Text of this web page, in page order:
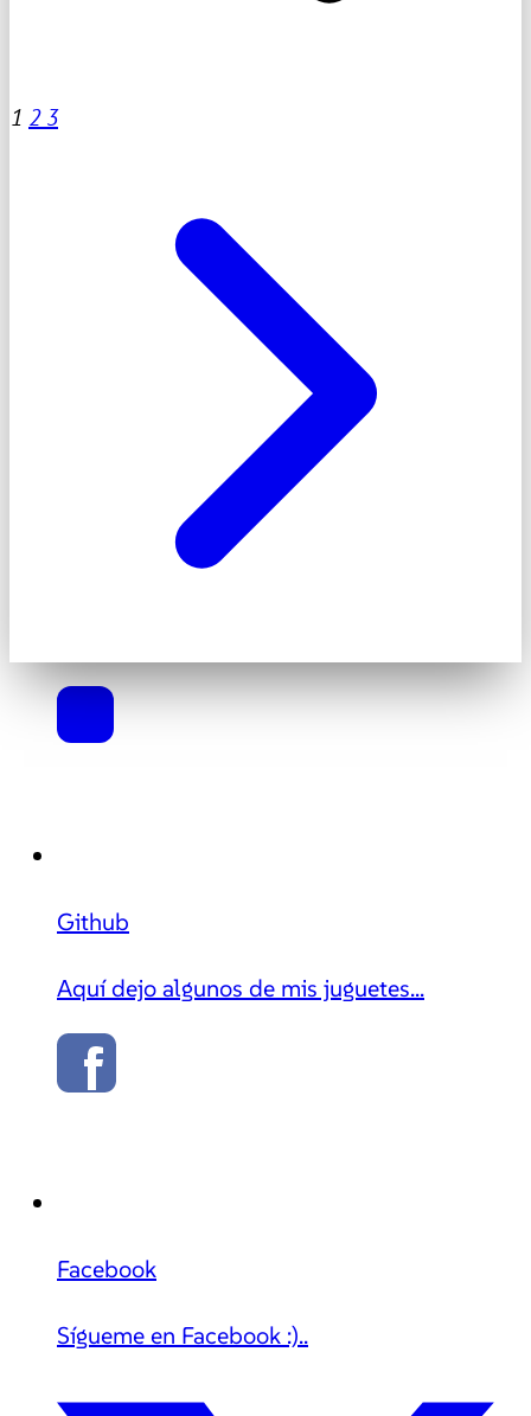
1 23
Github
Aquí dejo algunos de mis juguetes...
Facebook
Sígueme en Facebook :)..